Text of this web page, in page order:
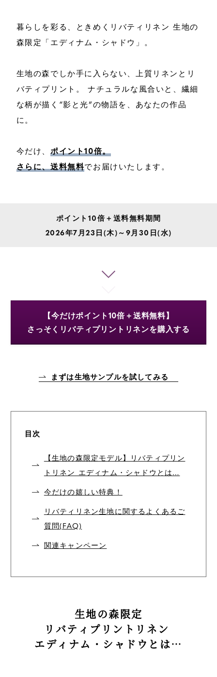
暮らしを彩る、ときめくリバティリネン 生地の
森限定「エディナム・シャドウ」。
生地の森でしか手に入らない、上質リネンとリ
バティプリント。
ナチュラルな風合いと、繊細
な柄が描く“影と光”の物語を、あなたの作品
に。
今だけ、 ポイント10倍。
さらに、送料無料でお届けいたします。
ポイント10倍＋送料無料期間
2026年7月23日(木)～9月30日(水)
【今だけポイント10倍＋送料無料】
さっそくリバティプリントリネンを購入する
まずは生地サンプルを試してみる
目次
【生地の森限定モデル】リバティプリン
トリネン エディナム・シャドウとは…
今だけの嬉しい特典！
リバティリネン生地に関するよくあるご
質問(FAQ)
関連キャンペーン
生地の森限定
リバティプリントリネン
エディナム・シャドウとは…